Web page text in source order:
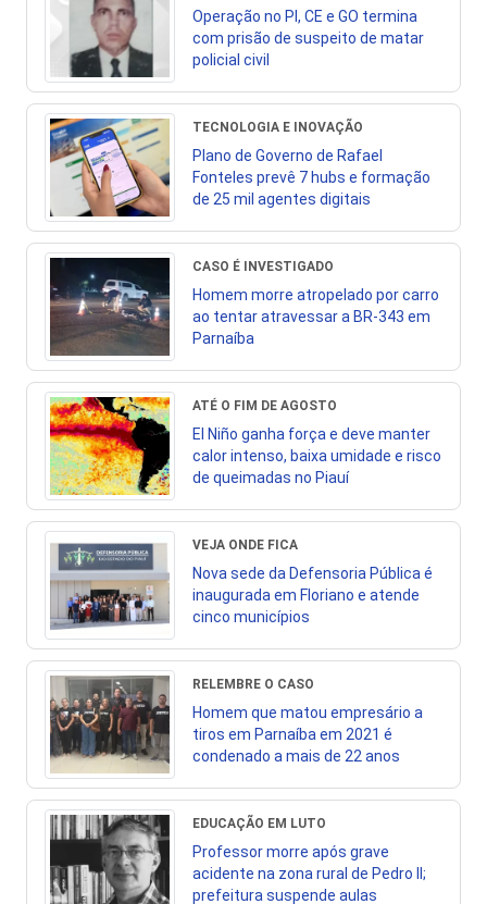
Operação no PI, CE e GO termina
com prisão de suspeito de matar
policial civil
TECNOLOGIA E INOVAÇÃO
Plano de Governo de Rafael
Fonteles prevê 7 hubs e formação
de 25 mil agentes digitais
CASO É INVESTIGADO
Homem morre atropelado por carro
ao tentar atravessar a BR-343 em
Parnaíba
ATÉ O FIM DE AGOSTO
El Niño ganha força e deve manter
calor intenso, baixa umidade e risco
de queimadas no Piauí
VEJA ONDE FICA
Nova sede da Defensoria Pública é
inaugurada em Floriano e atende
cinco municípios
RELEMBRE O CASO
Homem que matou empresário a
tiros em Parnaíba em 2021 é
condenado a mais de 22 anos
EDUCAÇÃO EM LUTO
Professor morre após grave
acidente na zona rural de Pedro II;
prefeitura suspende aulas